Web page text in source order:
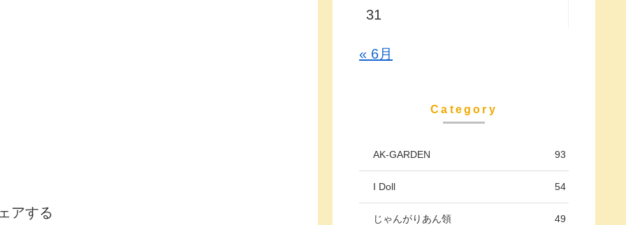
アする
31
« 6月
Category
AK-GARDEN 93
I Doll 54
じゃんがりあん領 49